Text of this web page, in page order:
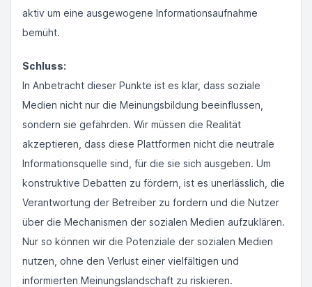
aktiv um eine ausgewogene Informationsaufnahme
bemüht.
Schluss:
In Anbetracht dieser Punkte ist es klar, dass soziale
Medien nicht nur die Meinungsbildung beeinflussen,
sondern sie gefährden. Wir müssen die Realität
akzeptieren, dass diese Plattformen nicht die neutrale
Informationsquelle sind, für die sie sich ausgeben. Um
konstruktive Debatten zu fördern, ist es unerlässlich, die
Verantwortung der Betreiber zu fordern und die Nutzer
über die Mechanismen der sozialen Medien aufzuklären.
Nur so können wir die Potenziale der sozialen Medien
nutzen, ohne den Verlust einer vielfältigen und
informierten Meinungslandschaft zu riskieren.